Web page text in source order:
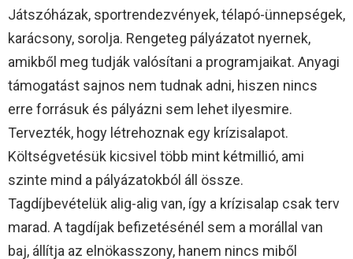
Játszóházak, sportrendezvények, télapó-ünnepségek,
karácsony, sorolja. Rengeteg pályázatot nyernek,
amikből meg tudják valósítani a programjaikat. Anyagi
támogatást sajnos nem tudnak adni, hiszen nincs
erre forrásuk és pályázni sem lehet ilyesmire.
Tervezték, hogy létrehoznak egy krízisalapot.
Költségvetésük kicsivel több mint kétmillió, ami
szinte mind a pályázatokból áll össze.
Tagdíjbevételük alig-alig van, így a krízisalap csak terv
marad. A tagdíjak befizetésénél sem a morállal van
baj, állítja az elnökasszony, hanem nincs miből